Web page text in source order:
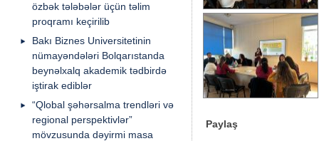
özbək tələbələr üçün təlim
proqramı keçirilib
Bakı Biznes Universitetinin
nümayəndələri Bolqarıstanda
beynəlxalq akademik tədbirdə
iştirak ediblər
“Qlobal şəhərsalma trendləri və
regional perspektivlər”
mövzusunda dəyirmi masa
Paylaş